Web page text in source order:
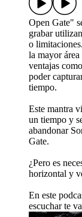
Open Gate"
grabar
o
la mayor área
ventajas
poder
tiempo.
Este mantra
un tiempo y
abandonar
Gate.
¿Pero es
horizontal y
En este
escuchar te